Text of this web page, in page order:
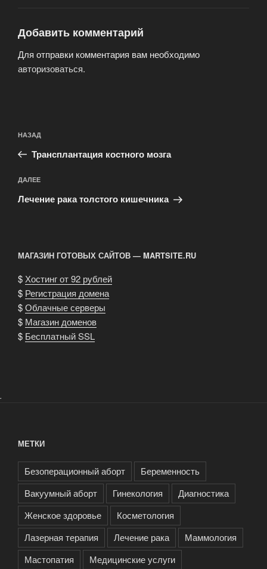
Добавить комментарий
Для отправки комментария вам необходимо
авторизоваться.
по
записям
Предыдущая
запись:
НАЗАД
Трансплантация костного мозга
Следующая
запись
ДАЛЕЕ
Лечение рака толстого кишечника
МАГАЗИН ГОТОВЫХ САЙТОВ — MARTSITE.RU
$ Хостинг от 92 рублей
$ Регистрация домена
$Облачные серверы
$ Магазин доменов
$ Бесплатный SSL
.
МЕТКИ
Безоперационный аборт
Беременность
Вакуумный аборт
Гинекология
Диагностика
Женское здоровье
Косметология
Лазерная терапия
Лечение рака
Маммология
Мастопатия
Медицинские услуги